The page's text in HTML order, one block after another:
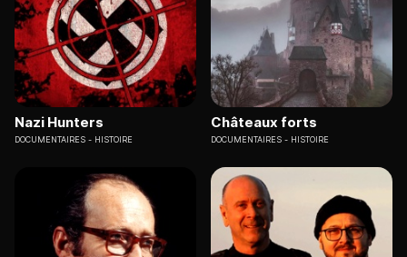
Nazi Hunters
DOCUMENTAIRES HISTOIRE
Châteaux forts
DOCUMENTAIRES HISTOIRE